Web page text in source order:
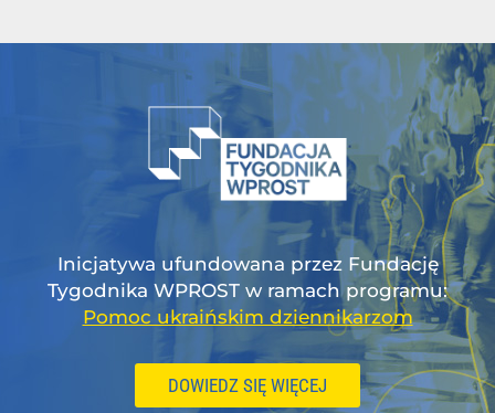
Inicjatywa ufundowana przez Fundację
Tygodnika WPROST w ramach programu:
Pomoc ukraińskim dziennikarzom
DOWIEDZ SIĘ WIĘCEJ